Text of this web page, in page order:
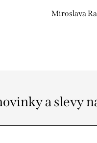
Miroslava
a slevy